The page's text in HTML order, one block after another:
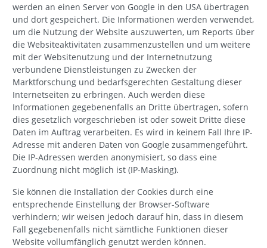
werden an einen Server von Google in den USA übertragen
und dort gespeichert. Die Informationen werden verwendet,
um die Nutzung der Website auszuwerten, um Reports über
die Websiteaktivitäten zusammenzustellen und um weitere
mit der Websitenutzung und der Internetnutzung
verbundene Dienstleistungen zu Zwecken der
Marktforschung und bedarfsgerechten Gestaltung dieser
Internetseiten zu erbringen. Auch werden diese
Informationen gegebenenfalls an Dritte übertragen, sofern
dies gesetzlich vorgeschrieben ist oder soweit Dritte diese
Daten im Auftrag verarbeiten. Es wird in keinem Fall Ihre IP-
Adresse mit anderen Daten von Google zusammengeführt.
Die IP-Adressen werden anonymisiert, so dass eine
Zuordnung nicht möglich ist (IP-Masking).
Sie können die Installation der Cookies durch eine
entsprechende Einstellung der Browser-Software
verhindern; wir weisen jedoch darauf hin, dass in diesem
Fall gegebenenfalls nicht sämtliche Funktionen dieser
Website vollumfänglich genutzt werden können.